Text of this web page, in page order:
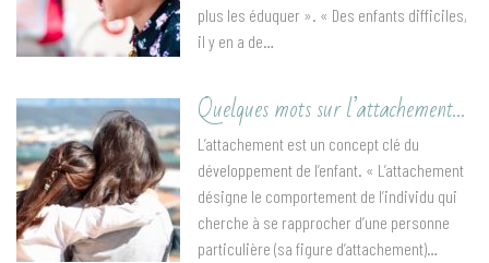
plus les éduquer ». « Des enfants difficiles,
il y en a de…
Quelques mots sur l’attachement…
L’attachement est un concept clé du
développement de l’enfant. « L’attachement
désigne le comportement de l’individu qui
cherche à se rapprocher d’une personne
particulière (sa figure d’attachement)…